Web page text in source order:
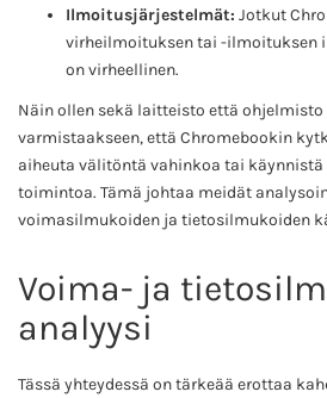
Ilmoitusjärjestelmät: Jotkut
virheilmoituksen tai -ilmoituksen
on virheellinen.
Näin ollen sekä laitteisto että
varmistaakseen, että Chromebookin
aiheuta välitöntä vahinkoa tai
toimintoa. Tämä johtaa meidät
voimasilmukoiden ja tietosilmukoiden
Voima- ja
analyysi
Tässä yhteydessä on tärkeää erottaa